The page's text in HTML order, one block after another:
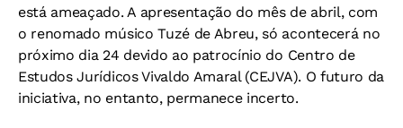
está ameaçado. A apresentação do mês de abril, com
o renomado músico Tuzé de Abreu, só acontecerá no
próximo dia 24 devido ao patrocínio do Centro de
Estudos Jurídicos Vivaldo Amaral (CEJVA). O futuro da
iniciativa, no entanto, permanece incerto.